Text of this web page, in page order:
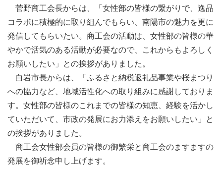
菅野商工会長からは、「女性部の皆様の繋がりで、逸品
コラボに積極的に取り組んでもらい、南陽市の魅力を更に
発信してもらいたい。商工会の活動は、女性部の皆様の華
やかで活気のある活動が必要なので、これからもよろしく
お願いしたい」との挨拶がありました。
白岩市長からは、「ふるさと納税返礼品事業や桜まつり
への協力など、地域活性化への取り組みに感謝しておりま
す。女性部の皆様のこれまでの皆様の知恵、経験を活かし
ていただいて、市政の発展にお力添えをお願いしたい」と
の挨拶がありました。
商工会女性部会員の皆様の御繁栄と商工会のますますの
発展を御祈念申し上げます。